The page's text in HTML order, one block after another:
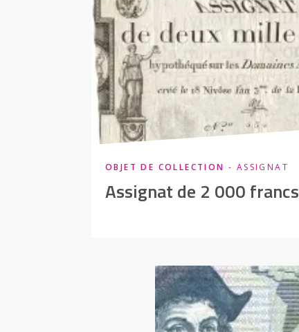
OBJET DE COLLECTION - ASSIGNAT
Assignat de 2 000 francs